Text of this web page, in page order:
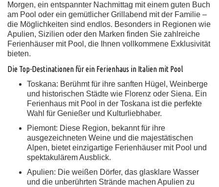
Morgen, ein entspannter Nachmittag mit einem guten Buch
am Pool oder ein gemütlicher Grillabend mit der Familie –
die Möglichkeiten sind endlos. Besonders in Regionen wie
Apulien, Sizilien oder den Marken finden Sie zahlreiche
Ferienhäuser mit Pool, die Ihnen vollkommene Exklusivität
bieten.
Die Top-Destinationen für ein Ferienhaus in Italien mit Pool
Toskana: Berühmt für ihre sanften Hügel, Weinberge
und historischen Städte wie Florenz oder Siena. Ein
Ferienhaus mit Pool in der Toskana ist die perfekte
Wahl für Genießer und Kulturliebhaber.
Piemont: Diese Region, bekannt für ihre
ausgezeichneten Weine und die majestätischen
Alpen, bietet einzigartige Ferienhäuser mit Pool und
spektakulärem Ausblick.
Apulien: Die weißen Dörfer, das glasklare Wasser
und die unberührten Strände machen Apulien zu